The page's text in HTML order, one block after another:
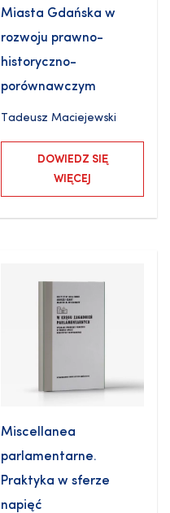
Miasta Gdańska w
rozwoju prawno-
historyczno-
porównawczym
Tadeusz Maciejewski
DOWIEDZ SIĘ
WIĘCEJ
Miscellanea
parlamentarne.
Praktyka w sferze
napięć